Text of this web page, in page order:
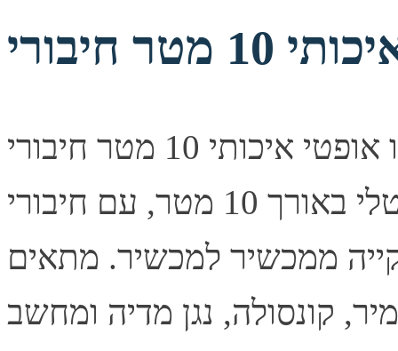
כבל אודיו אופטי איכותי 10 מטר חיבורי TOSLINK תיאור קצר
כבל אודיו אופטי דיגיטלי באורך 10 מטר, עם חיבורי TOSLINK
ממכשיר למכשיר. מתאים